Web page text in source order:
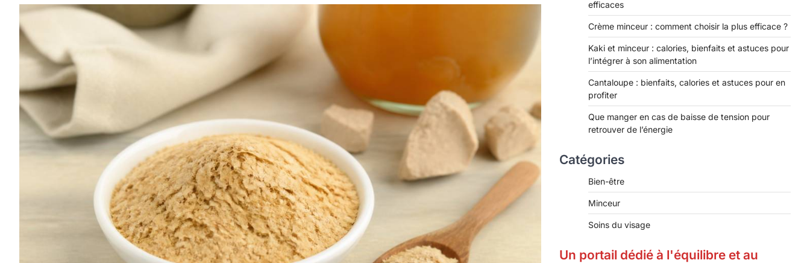
efficaces
Crème minceur : comment choisir la plus efficace ?
Kaki et minceur : calories, bienfaits et astuces pour
l’intégrer à son alimentation
Cantaloupe : bienfaits, calories et astuces pour en
profiter
Que manger en cas de baisse de tension pour
retrouver de l’énergie
Catégories
Bien-être
Minceur
Soins du visage
Un portail dédié à l'équilibre et au